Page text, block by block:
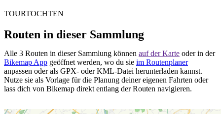
TOURTOCHTEN
Routen in dieser Sammlung
Alle 3 Routen in dieser Sammlung können auf der Karte oder in der
Bikemap App geöffnet werden, wo du sie im Routenplaner
anpassen oder als GPX- oder KML-Datei herunterladen kannst.
Nutze sie als Vorlage für die Planung deiner eigenen Fahrten oder
lass dich von Bikemap direkt entlang der Routen navigieren.